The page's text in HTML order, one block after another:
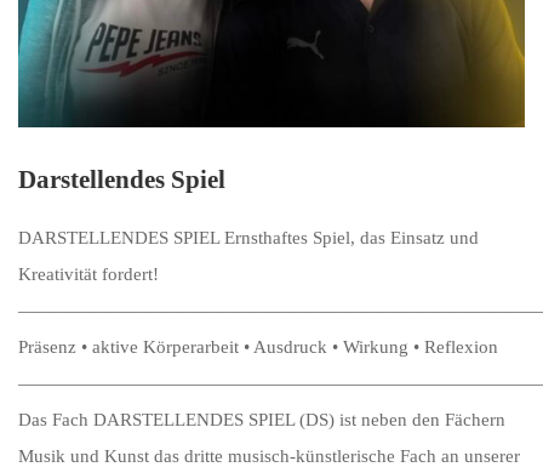
Darstellendes Spiel
DARSTELLENDES SPIEL Ernsthaftes Spiel, das Einsatz und
Kreativität fordert!
Präsenz • aktive Körperarbeit • Ausdruck • Wirkung • Reflexion
Das Fach DARSTELLENDES SPIEL (DS) ist neben den Fächern
Musik und Kunst das dritte musisch-künstlerische Fach an unserer